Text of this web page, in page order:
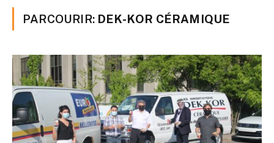
PARCOURIR: DEK-KOR CÉRAMIQUE